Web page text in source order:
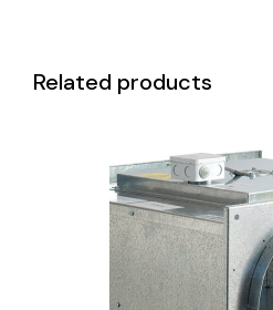
Related products
DETAILS